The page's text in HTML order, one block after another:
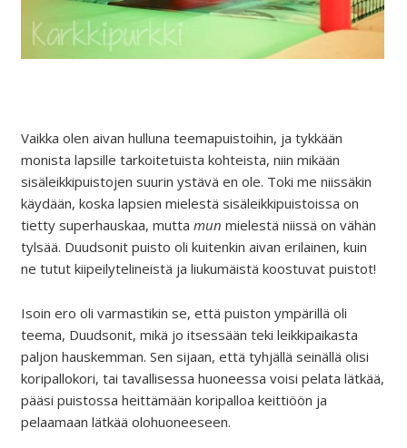
Vaikka olen aivan hulluna teemapuistoihin, ja tykkään
monista lapsille tarkoitetuista kohteista, niin mikään
sisäleikkipuistojen suurin ystävä en ole. Toki me niissäkin
käydään, koska lapsien mielestä sisäleikkipuistoissa on
tietty superhauskaa, mutta mun mielestä niissä on vähän
tylsää. Duudsonit puisto oli kuitenkin aivan erilainen, kuin
ne tutut kiipeilytelineistä ja liukumäistä koostuvat puistot!
Isoin ero oli varmastikin se, että puiston ympärillä oli
teema, Duudsonit, mikä jo itsessään teki leikkipaikasta
paljon hauskemman. Sen sijaan, että tyhjällä seinällä olisi
koripallokori, tai tavallisessa huoneessa voisi pelata lätkää,
pääsi puistossa heittämään koripalloa keittiöön ja
pelaamaan lätkää olohuoneeseen.